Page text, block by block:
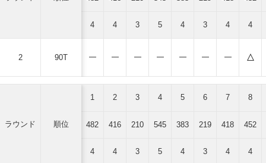
2 90T
4 4 3 5 4 3 4 4
ラウンド 順位
1 2 3 4 5 6 7 8
482 416 210 545 383 219 418 452
4 4 3 5 4 3 4 4